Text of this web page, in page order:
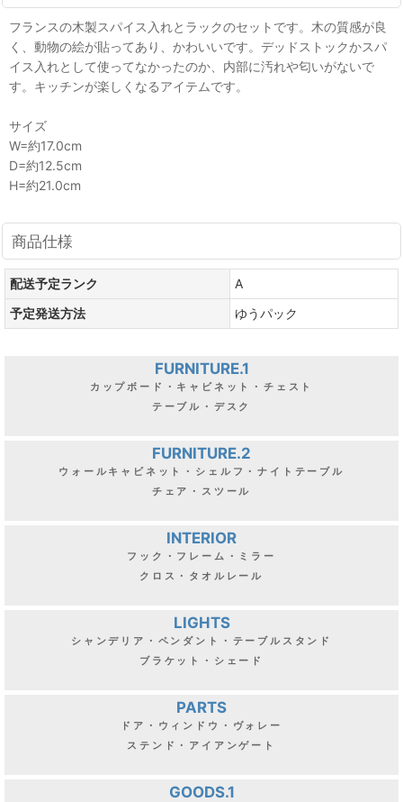
フランスの木製スパイス入れとラックのセットです。木の質感が良
く、動物の絵が貼ってあり、かわいいです。デッドストックかスパ
イス入れとして使ってなかったのか、内部に汚れや匂いがないで
す。キッチンが楽しくなるアイテムです。
サイズ
W=約17.0cm
D=約12.5cm
H=約21.0cm
商品仕様
配送予定ランク
A
予定発送方法
ゆうパック
FURNITURE.1
カップボード・キャビネット・チェスト
テーブル・デスク
FURNITURE.2
ウォールキャビネット・シェルフ・ナイトテーブル
チェア・スツール
INTERIOR
フック・フレーム・ミラー
クロス・タオルレール
LIGHTS
シャンデリア・ペンダント・テーブルスタンド
ブラケット・シェード
PARTS
ドア・ウィンドウ・ヴォレー
ステンド・アイアンゲート
GOODS.1